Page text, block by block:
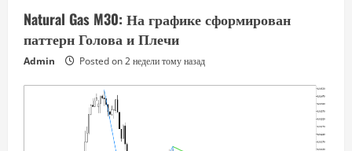
Natural Gas M30: На графике сформирован
паттерн Голова и Плечи
Admin Posted on 2 недели тому назад